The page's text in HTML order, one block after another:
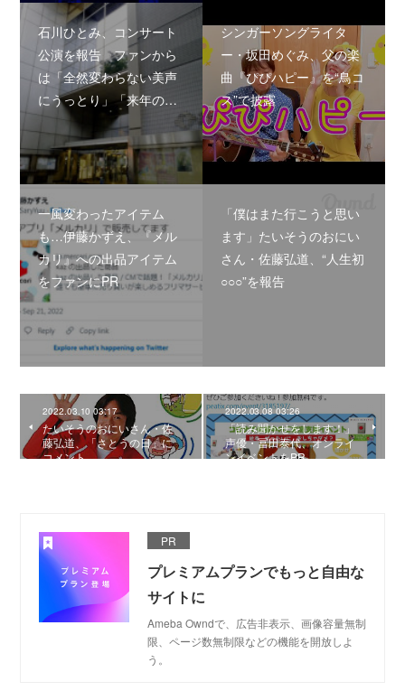
石川ひとみ、コンサート
公演を報告 ファンから
は「全然変わらない美声
にうっとり」「来年の…
シンガーソングライタ
ー・坂田めぐみ、父の楽
曲『ぴぴハピー』を“鳥コ
ス”で披露
一風変わったアイテム
も…伊藤かずえ、『メル
カリ』への出品アイテム
をファンにPR
「僕はまた行こうと思い
ます」たいそうのおにい
さん・佐藤弘道、“人生初
○○○”を報告
2022.03.10 03:17
たいそうのおにいさん・佐
藤弘道、「さとうの日」に
コメント
2022.03.08 03:26
「読み聞かせをします！」
声優・冨田泰代、オンライ
ンイベントをPR
PR
プレミアムプランでもっと自由な
サイトに
Ameba Owndで、広告非表示、画像容量無制
限、ページ数無制限などの機能を開放しよ
う。